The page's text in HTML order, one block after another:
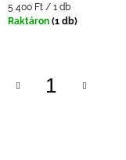
Egységár:
5 400 Ft / 1 db
Raktáron (1 db)